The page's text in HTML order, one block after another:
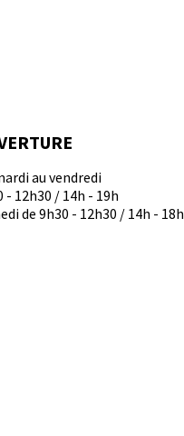
au vendredi
- 12h30 / 14h - 19h
de 9h30 - 12h30 / 14h - 18h